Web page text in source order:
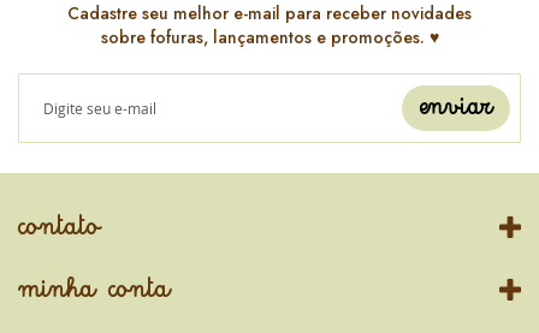
Cadastre seu melhor e-mail para receber novidades
sobre fofuras, lançamentos e promoções. ♥️
enviar
contato
minha conta